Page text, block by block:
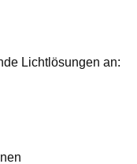
Lichtlösungen an: